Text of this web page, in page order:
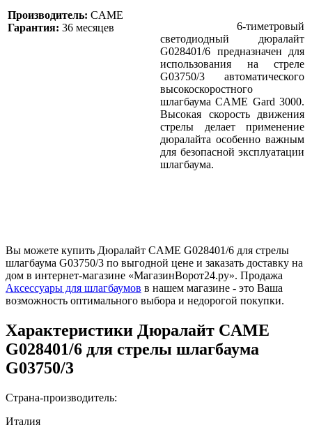
Производитель: CAME
Гарантия: 36 месяцев
6-тиметровый
светодиодный дюралайт
G028401/6 предназначен для
использования на стреле
G03750/3 автоматического
высокоскоростного
шлагбаума CAME Gard 3000.
Высокая скорость движения
стрелы делает применение
дюралайта особенно важным
для безопасной эксплуатации
шлагбаума.
Вы можете купить Дюралайт CAME G028401/6 для стрелы
шлагбаума G03750/3 по выгодной цене и заказать доставку на
дом в интернет-магазине «МагазинВорот24.ру». Продажа
Аксессуары для шлагбаумов в нашем магазине - это Ваша
возможность оптимального выбора и недорогой покупки.
Характеристики Дюралайт CAME
G028401/6 для стрелы шлагбаума
G03750/3
Страна-производитель:
Италия